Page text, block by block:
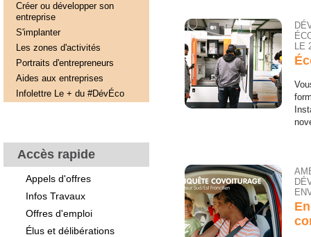
Créer ou développer son
entreprise
S'implanter
Les zones d'activités
Portraits d'entrepreneurs
Aides aux entreprises
Infolettre Le + du #DévÉco
Accès rapide
Appels d'offres
Infos Travaux
Offres d'emploi
Élus et délibérations
LE